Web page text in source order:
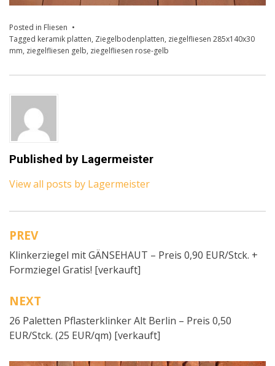
Posted in Fliesen
Tagged keramik platten, Ziegelbodenplatten, ziegelfliesen 285x140x30
mm, ziegelfliesen gelb, ziegelfliesen rose-gelb
Published by Lagermeister
View all posts by Lagermeister
Beitragsnavigation
PREV
Klinkerziegel mit GÄNSEHAUT – Preis 0,90 EUR/Stck. +
Formziegel Gratis! [verkauft]
NEXT
26 Paletten Pflasterklinker Alt Berlin – Preis 0,50
EUR/Stck. (25 EUR/qm) [verkauft]